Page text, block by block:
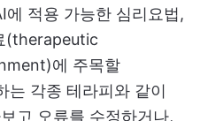
적용 가능한 심리요법,
(therapeutic
에 주목할
는 각종 테라피와 같이
고 오류를 수정하거나,